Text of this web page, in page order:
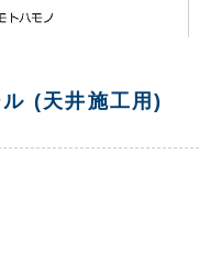
(天井施工用)